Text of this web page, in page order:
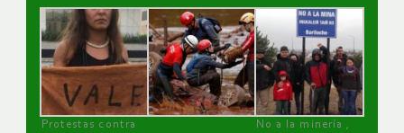
Protestas contra
No a la minería ,